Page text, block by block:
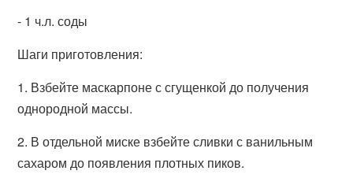
- 1 ч.л. соды
Шаги приготовления:
1. Взбейте маскарпоне с сгущенкой до получения
однородной массы.
2. В отдельной миске взбейте сливки с ванильным
сахаром до появления плотных пиков.